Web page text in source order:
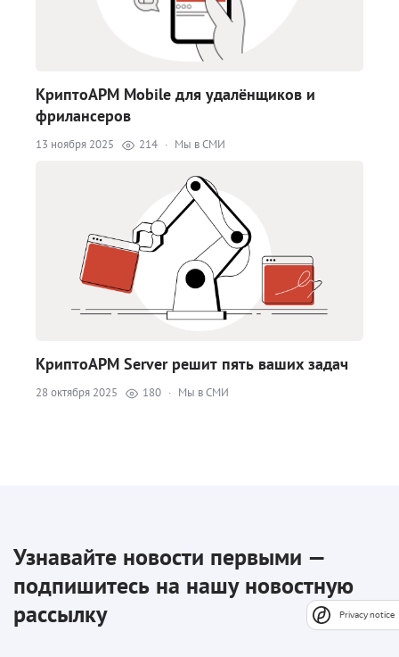
КриптоАРМ Mobile для удалёнщиков и
фрилансеров
13 ноября 2025 214 · Мы в СМИ
КриптоАРМ Server решит пять ваших задач
28 октября 2025 180 · Мы в СМИ
Узнавайте новости первыми —
подпишитесь на нашу новостную
рассылку
Privacy notice